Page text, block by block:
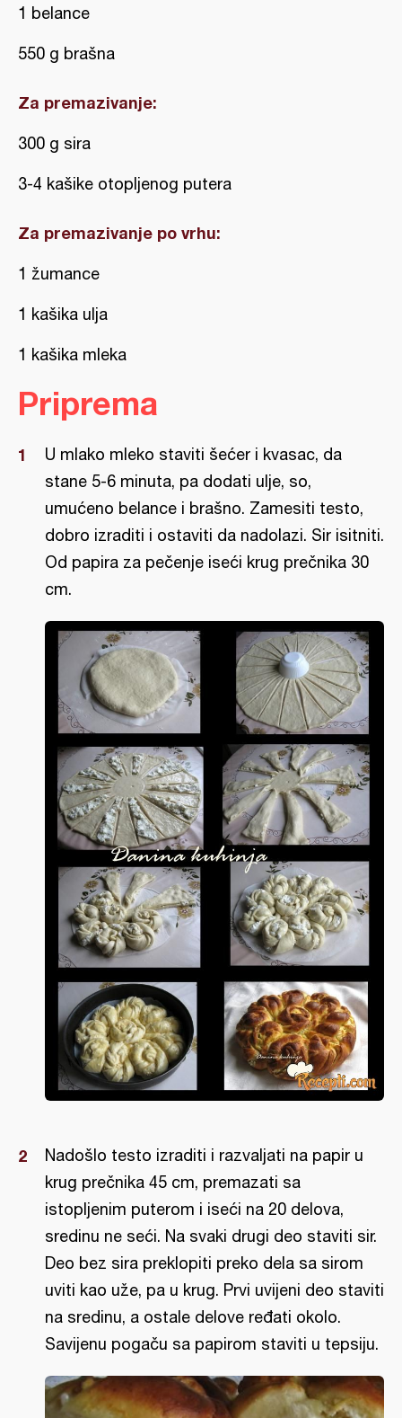
1 belance
550 g brašna
Za premazivanje:
300 g sira
3-4 kašike otopljenog putera
Za premazivanje po vrhu:
1 žumance
1 kašika ulja
1 kašika mleka
Priprema
U mlako mleko staviti šećer i kvasac, da
stane 5-6 minuta, pa dodati ulje, so,
umućeno belance i brašno. Zamesiti testo,
dobro izraditi i ostaviti da nadolazi. Sir isitniti.
Od papira za pečenje iseći krug prečnika 30
cm.
Nadošlo testo izraditi i razvaljati na papir u
krug prečnika 45 cm, premazati sa
istopljenim puterom i iseći na 20 delova,
sredinu ne seći. Na svaki drugi deo staviti sir.
Deo bez sira preklopiti preko dela sa sirom
uviti kao uže, pa u krug. Prvi uvijeni deo staviti
na sredinu, a ostale delove ređati okolo.
Savijenu pogaču sa papirom staviti u tepsiju.